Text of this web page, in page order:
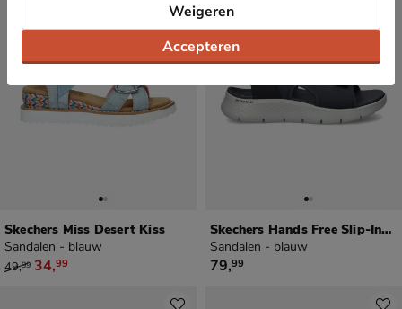
Skechers Miss Desert Kiss
Sandalen - blauw
van € 49,99 voor € 34,99
49,99 34,99
Skechers Hands Free Slip-Ins Go Walk Flex 5
Sandalen - blauw
€ 79,99
79,99
Accepteren
Weigeren